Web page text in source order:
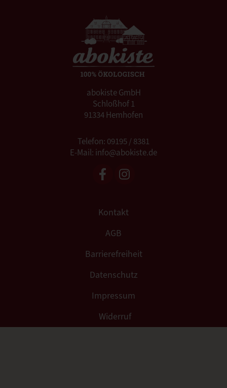
abokiste GmbH
Schloßhof 1
91334 Hemhofen
Telefon: 09195 / 8381
E-Mail: info@abokiste.de
Kontakt
AGB
Barrierefreiheit
Datenschutz
Impressum
Widerruf